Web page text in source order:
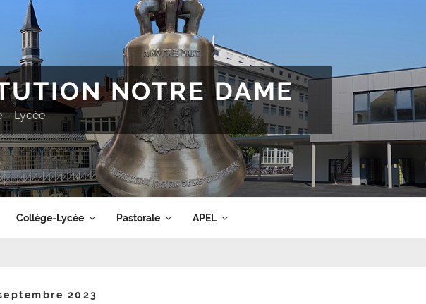
NOTRE DAME
– Lycée
Collège-Lycée Pastorale APEL
2023